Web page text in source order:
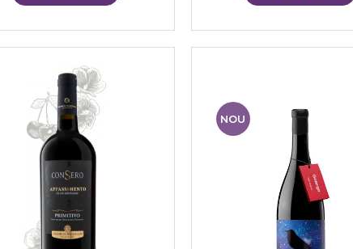
NOU